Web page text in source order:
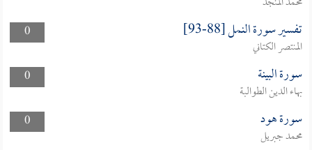
0
تفسير سورة النمل [88-93]
المنتصر الكتاني
0
سورة البينة
بهاء الدين الطوالبة
0
سورة هود
محمد جبريل